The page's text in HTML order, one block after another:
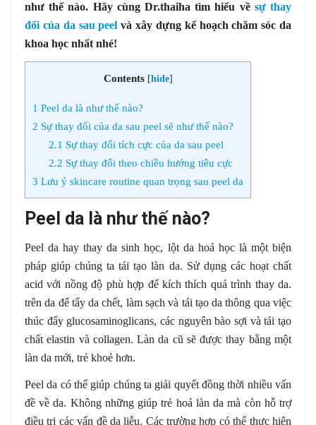
như thế nào. Hãy cùng Dr.thaiha tìm hiểu về sự thay
đổi của da sau peel và xây dựng kế hoạch chăm sóc da
khoa học nhất nhé!
Contents [hide]
1 Peel da là như thế nào?
2 Sự thay đổi của da sau peel sẽ như thế nào?
2.1 Sự thay đổi tích cực của da sau peel
2.2 Sự thay đổi theo chiều hướng tiêu cực
3 Lưu ý skincare routine quan trọng sau peel da
Peel da là như thế nào?
Peel da hay thay da sinh học, lột da hoá học là một biện
pháp giúp chúng ta tái tạo làn da. Sử dụng các hoạt chất
acid với nồng độ phù hợp để kích thích quá trình thay da.
trên da để tẩy da chết, làm sạch và tái tạo da thông qua việc
thúc đẩy glucosaminoglicans, các nguyên bào sợi và tái tạo
chất elastin và collagen. Làn da cũ sẽ được thay bằng một
làn da mới, trẻ khoẻ hơn.
Peel da có thể giúp chúng ta giải quyết đồng thời nhiều vấn
đề về da. Không những giúp trẻ hoá làn da mà còn hỗ trợ
điều trị các vấn đề da liễu. Các trường hợp có thể thực hiện